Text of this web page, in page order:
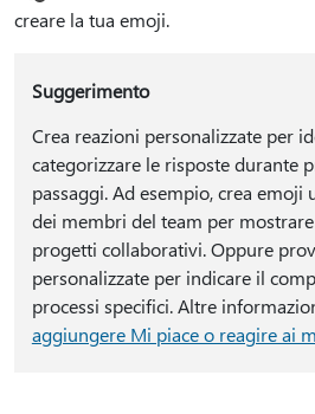
creare la tua emoji.
Suggerimento
Crea reazioni personalizzate per
categorizzare le risposte durante
passaggi. Ad esempio, crea emoji
dei membri del team per
progetti collaborativi. Oppure
personalizzate per indicare il
processi specifici. Altre
aggiungere Mi piace o reagire ai